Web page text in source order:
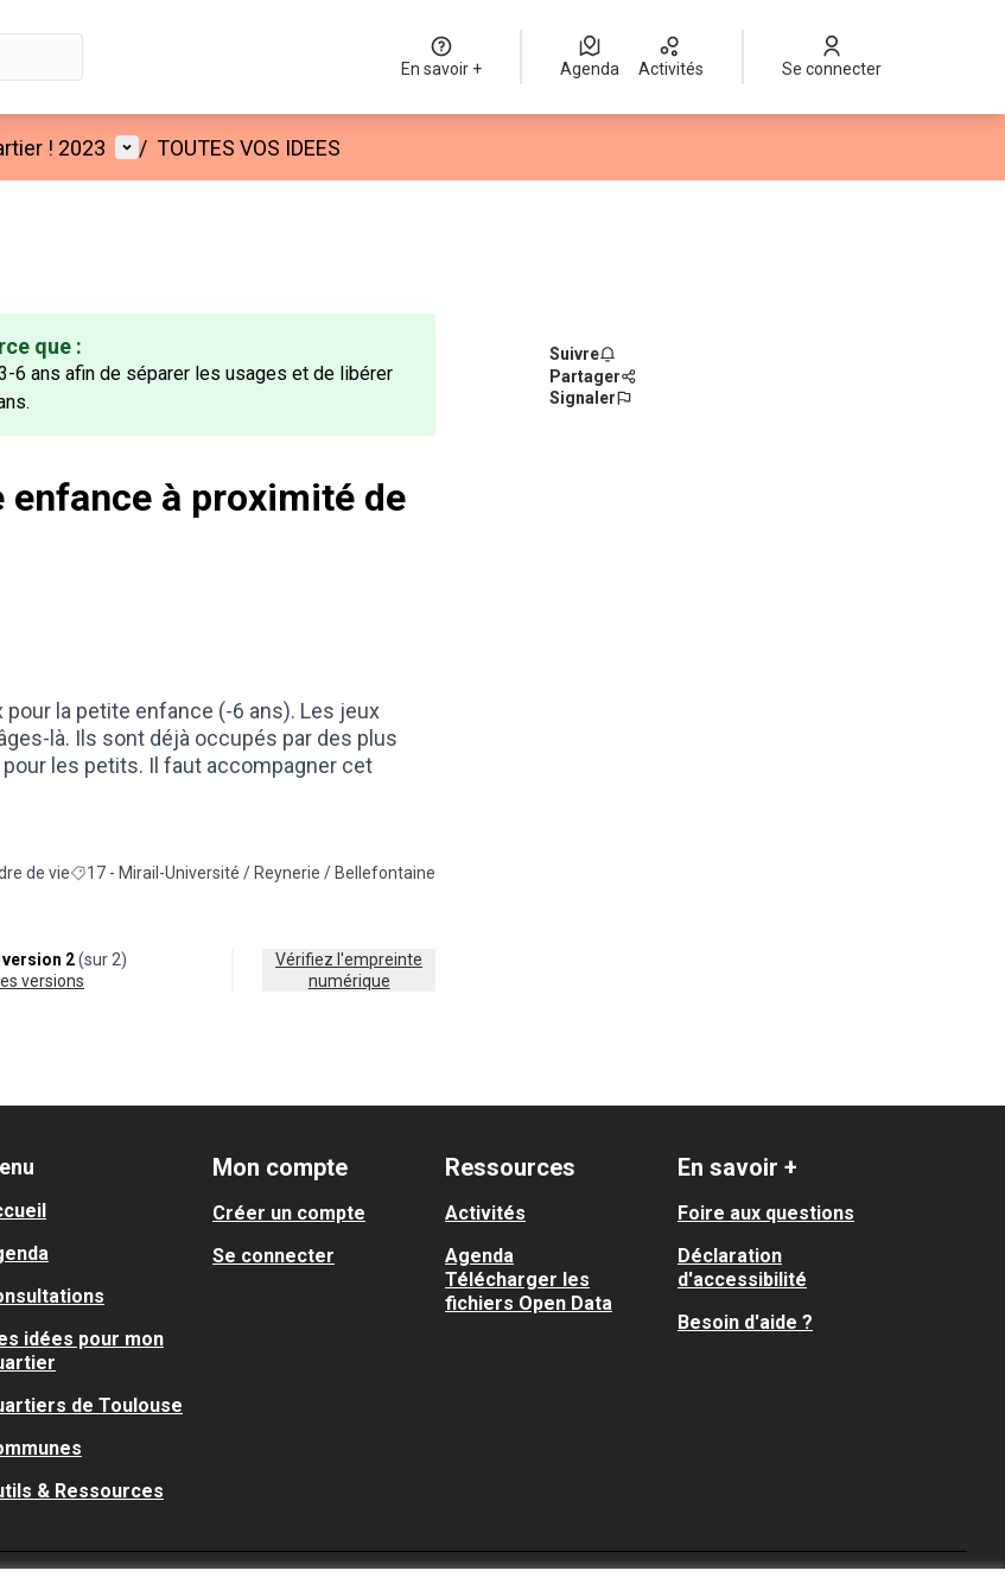
En savoir + Agenda Activités Se connecter
! 2023 Menu utilisateur
/ TOUTES VOS IDEES
que :
6 ans afin de séparer les usages et de libérer
à proximité de
la petite enfance (-6 ans). Les jeux
là. Ils sont déjà occupés par des plus
les petits. Il faut accompagner cet
les résultats de la catégorie : Cadre de vie
de vieFiltrer les résultats pour le secteur : 17 - Mirail-Université / Reynerie / Bellefontaine
17 - Mirail-Université / Reynerie / Bellefontaine
Suivre
Partager
Signaler
version 2(sur 2)
versions
Vérifiez l'empreinte
numérique
idées pour mon
de Toulouse
& Ressources
Mon compte
Créer un compte
Se connecter
Ressources
Activités
Agenda
Télécharger les
fichiers Open Data
En savoir +
Foire aux questions
Déclaration
d'accessibilité
Besoin d'aide ?